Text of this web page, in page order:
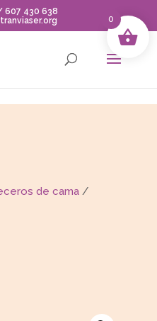
607 430 638
de cama/
0